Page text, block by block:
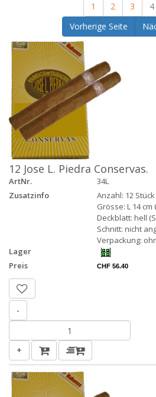
1 2 3 4
Vorherige Seite
12 Jose L. Piedra Conservas.
ArtNr.
34L
Zusatzinfo
Anzahl: 12 Stück
Grösse: L 14 cm
Deckblatt: hell
Schnitt: nicht
Verpackung:
Lager
Preis
CHF 56.40
-
+